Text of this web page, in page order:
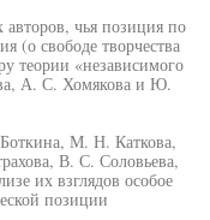
авторов, чья позиция по
(о свободе творчества
теории «независимого
А. С. Хомякова и Ю.
М. Н. Каткова,
В. С. Соловьева,
их взглядов особое
позиции